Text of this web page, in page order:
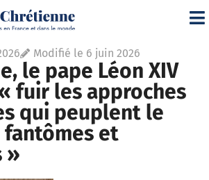
Modifié le 6 juin 2026
le pape Léon XIV
fuir les approches
qui peuplent le
et
»